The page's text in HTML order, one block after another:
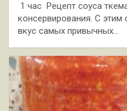
1 час Рецепт соуса
консервирования. С
вкус самых привычных…